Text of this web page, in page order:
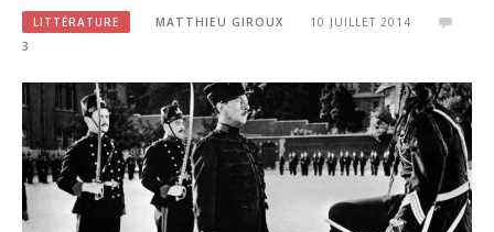
LITTÉRATURE MATTHIEU GIROUX
10 JUILLET 2014
3